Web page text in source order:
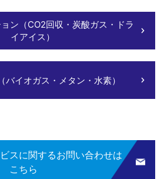
ン（CO2回収・炭酸ガス・ドラ
イアイス）
バイオガス・メタン・水素）
スに関するお問い合わせは
こちら